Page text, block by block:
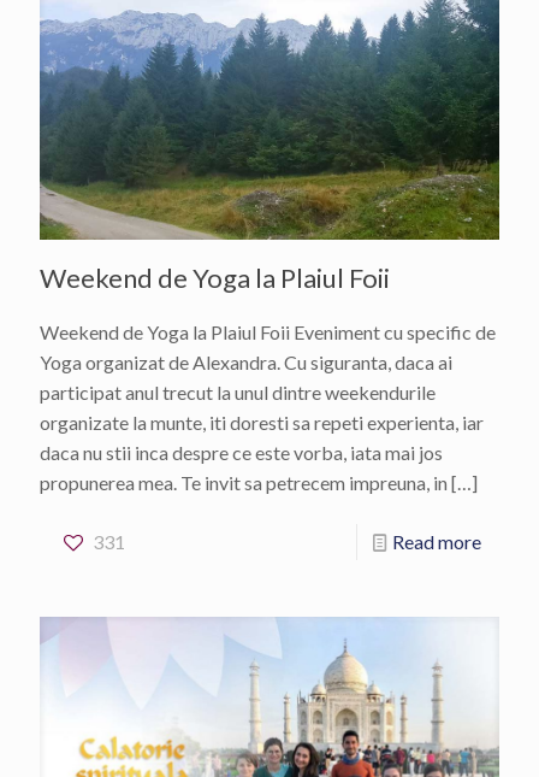
Weekend de Yoga la Plaiul Foii
Weekend de Yoga la Plaiul Foii Eveniment cu specific de
Yoga organizat de Alexandra. Cu siguranta, daca ai
participat anul trecut la unul dintre weekendurile
organizate la munte, iti doresti sa repeti experienta, iar
daca nu stii inca despre ce este vorba, iata mai jos
propunerea mea. Te invit sa petrecem impreuna, in […]
331 Read more